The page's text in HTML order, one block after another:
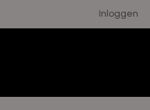
Inloggen